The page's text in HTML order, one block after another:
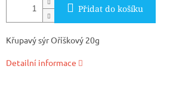
Přidat do košíku
Křupavý sýr Oříškový 20g
Detailní informace